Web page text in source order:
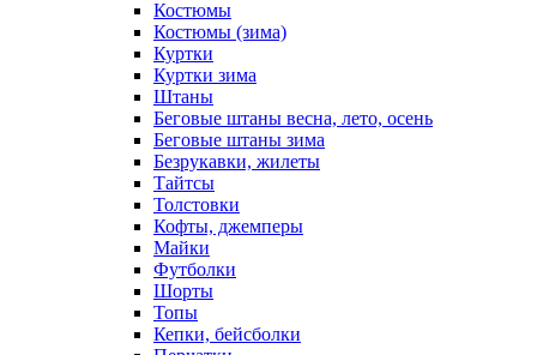
Костюмы
Костюмы (зима)
Куртки
Куртки зима
Штаны
Беговые штаны весна, лето, осень
Беговые штаны зима
Безрукавки, жилеты
Тайтсы
Толстовки
Кофты, джемперы
Майки
Футболки
Шорты
Топы
Кепки, бейсболки